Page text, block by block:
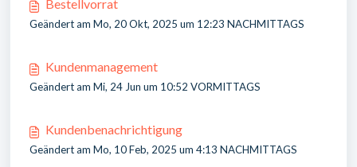
Bestellvorrat
Geändert am Mo, 20 Okt, 2025 um 12:23 NACHMITTAGS
Kundenmanagement
Geändert am Mi, 24 Jun um 10:52 VORMITTAGS
Kundenbenachrichtigung
Geändert am Mo, 10 Feb, 2025 um 4:13 NACHMITTAGS